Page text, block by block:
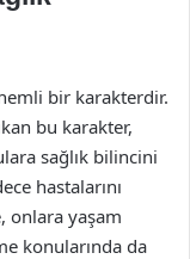
bir karakterdir.
bu karakter,
sağlık bilincini
hastalarını
onlara yaşam
konularında da